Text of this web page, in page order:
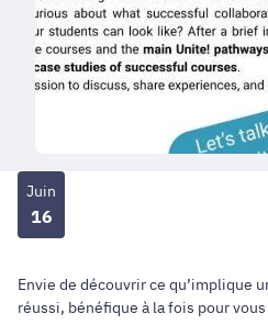
Juin
16
Envie de découvrir ce qu’implique
réussi, bénéfique à la fois pour